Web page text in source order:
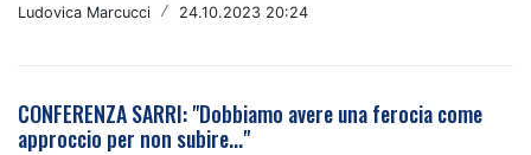
Ludovica Marcucci / 24.10.2023 20:24
CONFERENZA SARRI: "Dobbiamo avere una ferocia come
approccio per non subire..."